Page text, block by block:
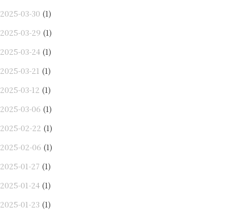
2025-03-30 (1)
2025-03-29 (1)
2025-03-24 (1)
2025-03-21 (1)
2025-03-12 (1)
2025-03-06 (1)
2025-02-22 (1)
2025-02-06 (1)
2025-01-27 (1)
2025-01-24 (1)
2025-01-23 (1)